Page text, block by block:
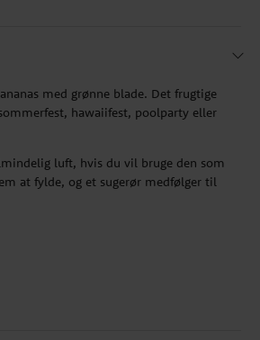
med grønne blade. Det frugtige
hawaiifest, poolparty eller
luft, hvis du vil bruge den som
at fylde, og et sugerør medfølger til